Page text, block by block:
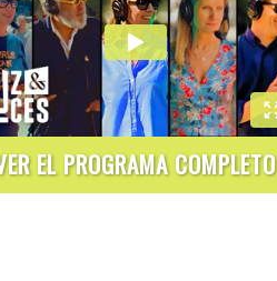
EL PROGRAMA COMPLETO